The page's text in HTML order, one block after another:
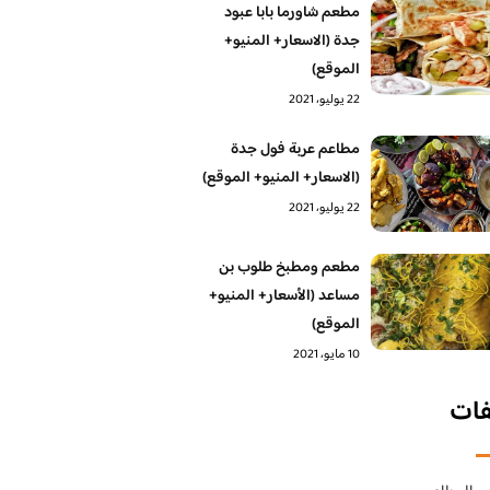
مطعم شاورما بابا عبود
جدة (الاسعار+ المنيو+
الموقع)
22 يوليو، 2021
مطاعم عربة فول جدة
(الاسعار+ المنيو+ الموقع)
22 يوليو، 2021
مطعم ومطبخ طلوب بن
مساعد (الأسعار+ المنيو+
الموقع)
10 مايو، 2021